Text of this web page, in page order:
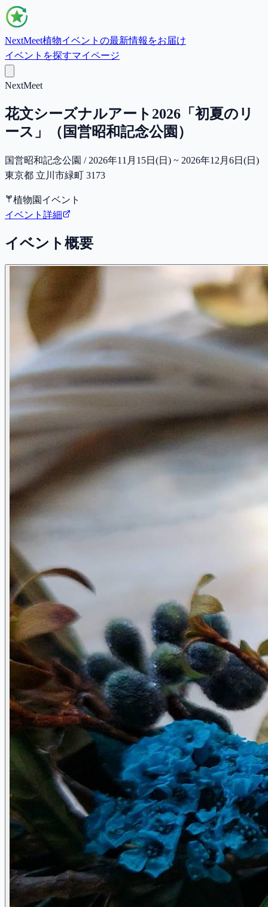
NextMeet植物イベントの最新情報をお届け
イベントを探すマイページ
NextMeet
花文シーズナルアート2026「初夏のリ
ース」（国営昭和記念公園）
国営昭和記念公園 / 2026年11月15日(日) ~ 2026年12月6日(日)
東京都 立川市緑町 3173
植物園イベント
イベント詳細
イベント概要